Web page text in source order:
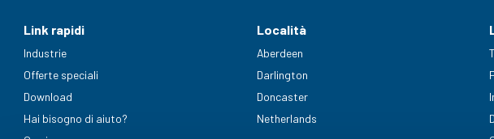
Link rapidi
Industrie
Offerte speciali
Download
Hai bisogno di aiuto?
Località
Aberdeen
Darlington
Doncaster
Netherlands